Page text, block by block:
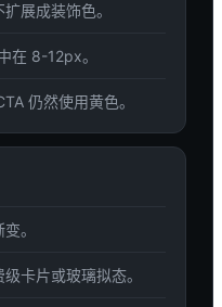
展成装饰色。
在 8-12px。
仍然使用黄色。
。
卡片或玻璃拟态。